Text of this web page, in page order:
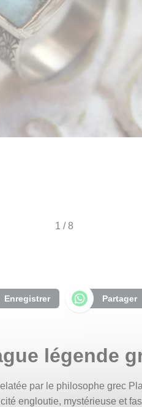
1 /8
Enregistrer Partager
légende
par le philosophe grec
engloutie, mystérieuse et